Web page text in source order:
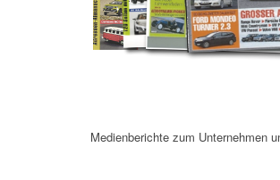
Medienberichte zum Unternehmen